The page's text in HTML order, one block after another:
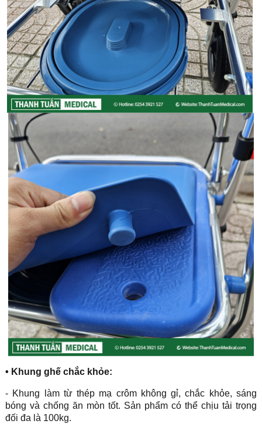
• Khung ghế chắc khỏe:
- Khung làm từ thép mạ crôm không gỉ, chắc khỏe, sáng
bóng và chống ăn mòn tốt. Sản phẩm có thể chịu tải trọng
đối đa là 100kg.